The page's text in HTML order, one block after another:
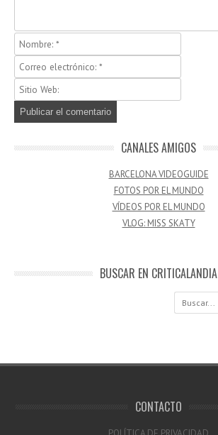
CANALES AMIGOS
BARCELONA VIDEOGUIDE
FOTOS POR EL MUNDO
VÍDEOS POR EL MUNDO
VLOG: MISS SKATY
BUSCAR EN CRITICALANDIA
Buscar
CONTACTO